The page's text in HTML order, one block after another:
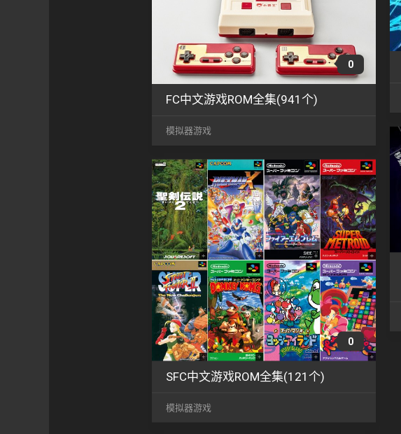
0
FC中文游戏ROM全集(941个)
模拟器游戏
0
SFC中文游戏ROM全集(121个)
模拟器游戏